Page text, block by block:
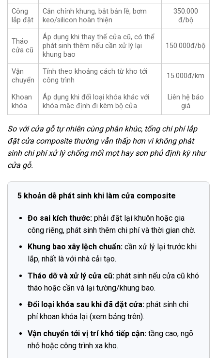
Công
lắp đặt
Căn chỉnh khung, bắt bản lề, bơm
keo/silicon hoàn thiện
350.000
đ/bộ
Tháo
cửa cũ
Áp dụng khi thay thế cửa cũ, có thể
phát sinh thêm nếu cần xử lý lại
khung bao
150.000đ/bộ
Vận
chuyển
Tính theo khoảng cách từ kho tới
công trình
15.000đ/km
Khoan
khóa
Áp dụng khi đổi loại khóa khác với
khóa mặc định đi kèm bộ cửa
Liên hệ báo
giá
So với cửa gỗ tự nhiên cùng phân khúc, tổng chi phí lắp
đặt cửa composite thường vẫn thấp hơn vì không phát
sinh chi phí xử lý chống mối mọt hay sơn phủ định kỳ như
cửa gỗ.
5 khoản dễ phát sinh khi làm cửa composite
Đo sai kích thước:phải đặt lại khuôn hoặc gia
công riêng, phát sinh thêm chi phí và thời gian chờ.
Khung bao xây lệch chuẩn:cần xử lý lại trước khi
lắp, nhất là với nhà cải tạo.
Tháo dỡ và xử lý cửa cũ:phát sinh nếu cửa cũ khó
tháo hoặc cần vá lại tường/khung bao.
Đổi loại khóa sau khi đã đặt cửa:phát sinh chi
phí khoan khóa lại (xem bảng trên).
Vận chuyển tới vị trí khó tiếp cận:tầng cao, ngõ
nhỏ hoặc công trình xa kho.